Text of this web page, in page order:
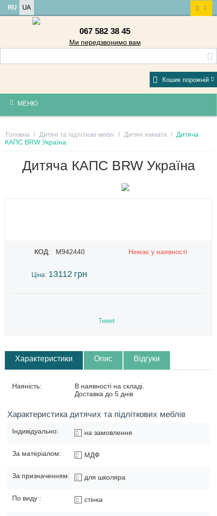
RU UA
067 582 38 45
Ми передзвонимо вам
Кошик порожній
МЕНЮ
Головна / Дитячі та підліткові меблі / Дитячі кімнати / Дитяча
КАПС BRW Україна
Дитяча КАПС BRW Україна
КОД: M942440 Немає у наявності
Ціна: 13112 грн
Tweet
Характеристики Опис Відгуки
Наяність:
В наявності на складі.
Доставка до 5 днів
Характеристика дитячих та підліткових меблів
Індивідуально: на замовлення
За матеріалом: МДФ
За призначенням: для школяра
По виду : стінка